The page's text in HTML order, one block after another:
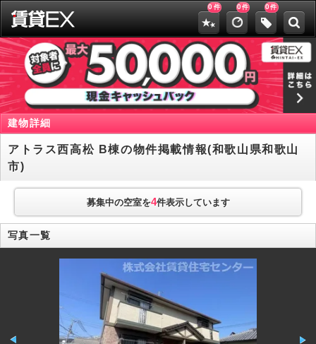
0 件 0件 0件
建物詳細
アトラス西高松 B棟の物件掲載情報(和歌山県和歌山
市)
募集中の空室を4件表示しています
写真一覧